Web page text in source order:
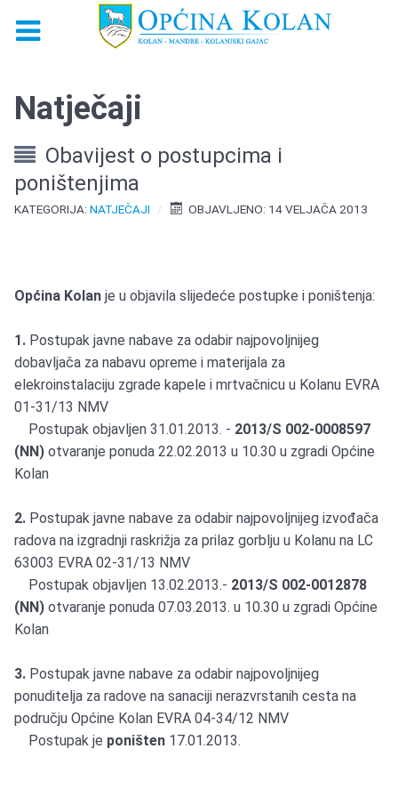
Natječaji
Obavijest o postupcima i
poništenjima
KATEGORIJA:NATJEČAJI OBJAVLJENO: 14 VELJAČA 2013
Općina Kolan je u objavila slijedeće postupke i poništenja:
1. Postupak javne nabave za odabir najpovoljnijeg
dobavljača za nabavu opreme i materijala za
elekroinstalaciju zgrade kapele i mrtvačnicu u Kolanu EVRA
01-31/13 NMV
Postupak objavljen 31.01.2013. - 2013/S 002-0008597
(NN) otvaranje ponuda 22.02.2013 u 10.30 u zgradi Općine
Kolan
2. Postupak javne nabave za odabir najpovoljnijeg izvođača
radova na izgradnji raskrižja za prilaz gorblju u Kolanu na LC
63003 EVRA 02-31/13 NMV
Postupak objavljen 13.02.2013.- 2013/S 002-0012878
(NN) otvaranje ponuda 07.03.2013. u 10.30 u zgradi Općine
Kolan
3. Postupak javne nabave za odabir najpovoljnijeg
ponuditelja za radove na sanaciji nerazvrstanih cesta na
području Općine Kolan EVRA 04-34/12 NMV
Postupak je poništen 17.01.2013.